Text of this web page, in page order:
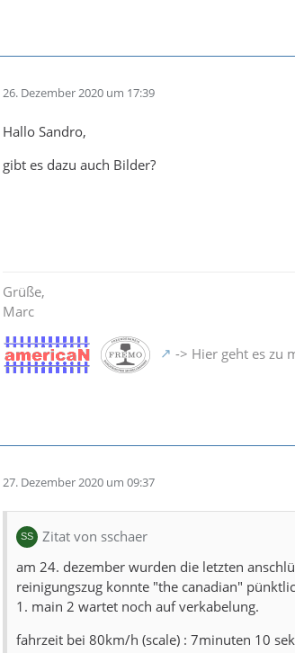
26. Dezember 2020 um 17:39
Hallo Sandro,
gibt es dazu auch Bilder?
Grüße,
Marc
-> Hier geht es zu
27. Dezember 2020 um 09:37
Zitat von sschaer
am 24. dezember wurden die letzten
reinigungszug konnte "the canadian"
1. main 2 wartet noch auf verkabelung.
fahrzeit bei 80km/h (scale) : 7minuten 10